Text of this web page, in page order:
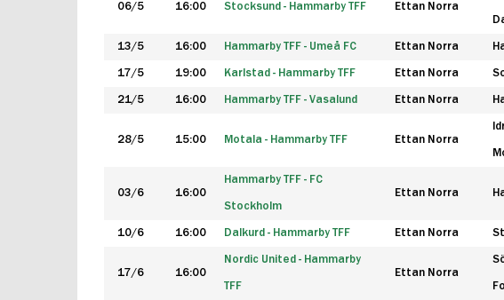
06/5 16:00 Stocksund - Hammarby TFF Ettan Norra
13/5 16:00 Hammarby TFF - Umeå FC Ettan Norra
17/5 19:00 Karlstad - Hammarby TFF Ettan Norra
21/5 16:00 Hammarby TFF - Vasalund Ettan Norra
28/5 15:00 Motala - Hammarby TFF Ettan Norra
03/6 16:00
Hammarby TFF - FC
Stockholm
Ettan Norra
10/6 16:00 Dalkurd - Hammarby TFF Ettan Norra
17/6 16:00
Nordic United - Hammarby
TFF
Ettan Norra